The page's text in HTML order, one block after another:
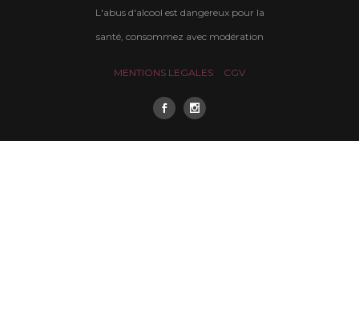
L'abus d'alcool est dangereux pour la
santé, consommez avec modération
MENTIONS LEGALES CGV